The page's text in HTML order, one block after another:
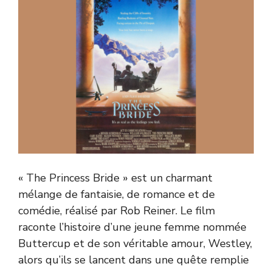
« The Princess Bride » est un charmant
mélange de fantaisie, de romance et de
comédie, réalisé par Rob Reiner. Le film
raconte l’histoire d’une jeune femme nommée
Buttercup et de son véritable amour, Westley,
alors qu’ils se lancent dans une quête remplie